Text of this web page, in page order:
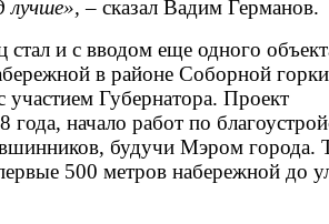
лучше»,– сказал Вадим Германов.
и с вводом еще одного
в районе Соборной
участием Губернатора. Проект
года, начало работ по
будучи Мэром города.
500 метров набережной до